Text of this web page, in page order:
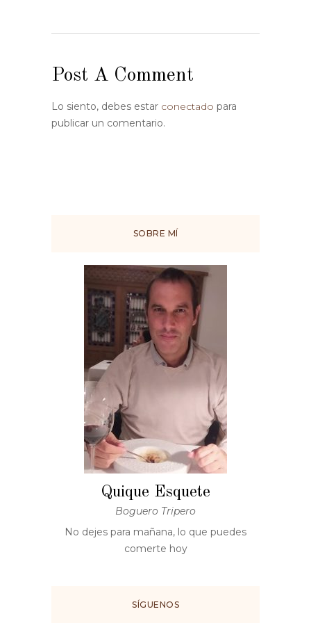
Post A Comment
Lo siento, debes estar conectado para
publicar un comentario.
SOBRE MÍ
Quique Esquete
Boguero Tripero
No dejes para mañana, lo que puedes
comerte hoy
SÍGUENOS